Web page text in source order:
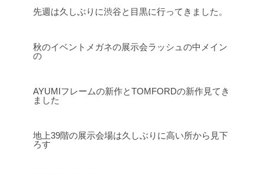
先週は久しぶりに渋谷と目黒に行ってきました。
秋のイベントメガネの展示会ラッシュの中メイン
の
AYUMIフレームの新作とTOMFORDの新作見てき
ました
地上39階の展示会場は久しぶりに高い所から見下
ろす